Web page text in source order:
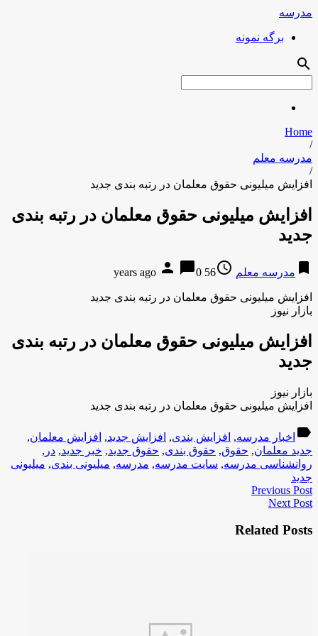
مدرسه
برگه نمونه
search
Home
/
مدرسه معلم
/
افزایش میلیونی حقوق معلمان در رتبه بندی جدید
افزایش میلیونی حقوق معلمان در رتبه بندی
جدید
bookmark مدرسه معلم access_time
56 years ago
person chat_bubble0
افزایش میلیونی حقوق معلمان در رتبه بندی جدید
بازار نیوز
افزایش میلیونی حقوق معلمان در رتبه بندی
جدید
بازار نیوز
افزایش میلیونی حقوق معلمان در رتبه بندی جدید
label اخبار مدرسه, افزایش بندی, افزایش جدید, افزایش معلمان,
جدید معلمان, حقوق, حقوق بندی, حقوق جدید, خبر جدید, در ,
روانشناسی مدرسه, سایت مدرسه, مدرسه, میلیونی بندی, میلیونی
جدید
Previous Post
Next Post
Related Posts